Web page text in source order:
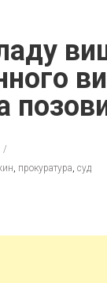
прокуратура суд